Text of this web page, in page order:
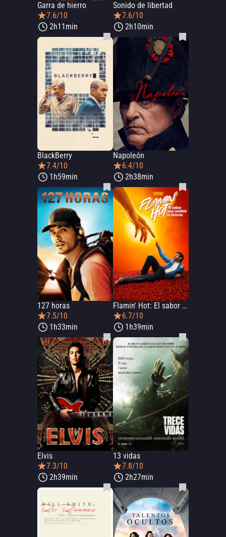
Garra de hierro
7.6/10
2h11min
Sonido de libertad
7.6/10
2h10min
BlackBerry
7.4/10
1h59min
Napoleón
6.4/10
2h38min
127 horas
7.5/10
1h33min
Flamin' Hot: El sabor que cambió la historia
6.7/10
1h39min
Elvis
7.3/10
2h39min
13 vidas
7.8/10
2h27min